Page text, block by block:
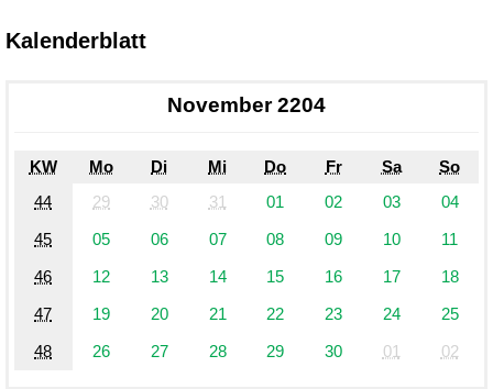
Kalenderblatt
November 2204
KW Mo Di Mi Do Fr Sa
So
44
29 30 31 01 02 03
04
45
05 06 07 08 09 10
11
46
12 13 14 15 16 17
18
47
19 20 21 22 23 24
25
48
26 27 28 29 30 01 02